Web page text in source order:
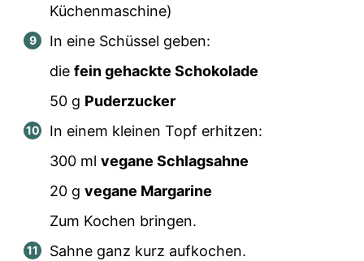
Küchenmaschine)
In eine Schüssel geben:
die fein gehackte Schokolade
50 g Puderzucker
In einem kleinen Topf erhitzen:
300 ml vegane Schlagsahne
20 g vegane Margarine
Zum Kochen bringen.
Sahne ganz kurz aufkochen.